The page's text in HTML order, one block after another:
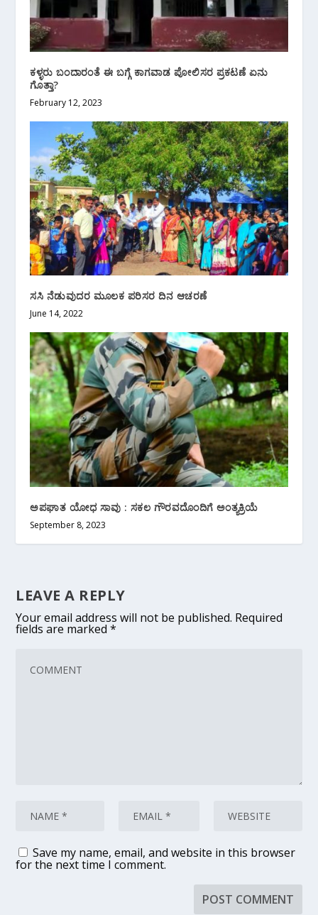
ಕಳ್ಳರು ಬಂದಾರಂತೆ ಈ ಬಗ್ಗೆ ಕಾಗವಾಡ ಪೋಲಿಸರ ಪ್ರಕಟಣೆ ಏನು
ಗೊತ್ತಾ?
February 12, 2023
ಸಸಿ ನೆಡುವುದರ ಮೂಲಕ ಪರಿಸರ ದಿನ ಆಚರಣೆ
June 14, 2022
ಅಪಘಾತ ಯೋಧ ಸಾವು : ಸಕಲ ಗೌರವದೊಂದಿಗೆ ಅಂತ್ಯಕ್ರಿಯೆ
September 8, 2023
LEAVE A REPLY
Your email address will not be published. Required
fields are marked*
Save my name, email, and website in this browser
for the next time I comment.